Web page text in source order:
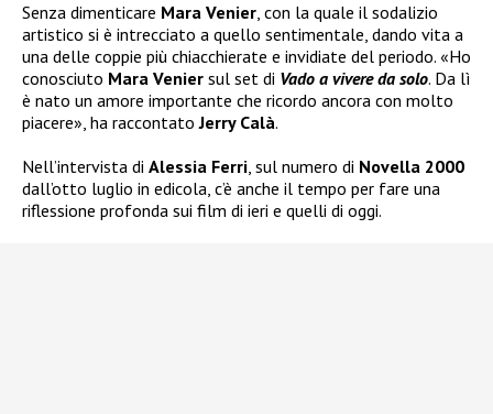
Senza dimenticare Mara Venier, con la quale il sodalizio
artistico si è intrecciato a quello sentimentale, dando vita a
una delle coppie più chiacchierate e invidiate del periodo. «Ho
conosciuto Mara Venier sul set di Vado a vivere da solo. Da lì
è nato un amore importante che ricordo ancora con molto
piacere», ha raccontatoJerry Calà.
Nell’intervista di Alessia Ferri, sul numero di Novella 2000
dall’otto luglio in edicola, c’è anche il tempo per fare una
riflessione profonda sui film di ieri e quelli di oggi.